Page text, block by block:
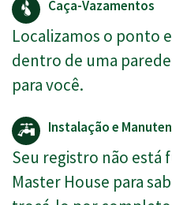
Caça-Vazamentos
Localizamos o ponto
dentro de uma
para você.
Instalação e
Seu registro não está
Master House para